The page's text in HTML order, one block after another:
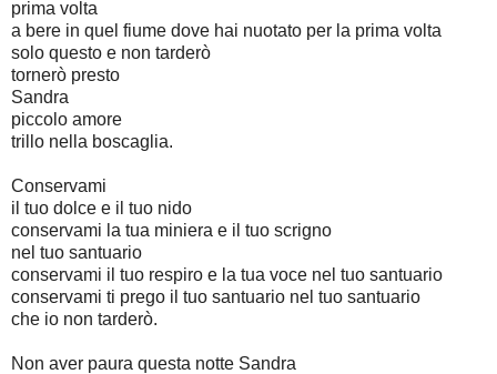
prima volta
a bere in quel fiume dove hai nuotato per la prima volta
solo questo e non tarderò
tornerò presto
Sandra
piccolo amore
trillo nella boscaglia.
Conservami
il tuo dolce e il tuo nido
conservami la tua miniera e il tuo scrigno
nel tuo santuario
conservami il tuo respiro e la tua voce nel tuo santuario
conservami ti prego il tuo santuario nel tuo santuario
che io non tarderò.
Non aver paura questa notte Sandra